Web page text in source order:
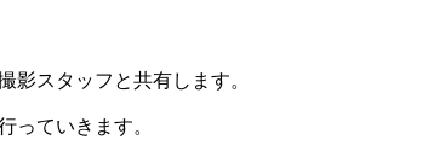
影スタッフと共有します。
っていきます。